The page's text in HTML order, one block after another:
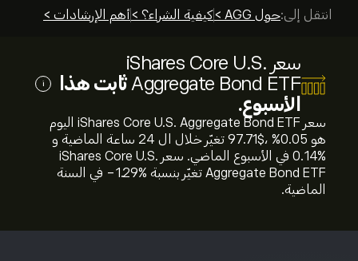
انتقل إلى:حول AGG > كيفية الشراء؟ >أهم الإرشادات >
سعر iShares Core U.S.
Aggregate Bond ETF ثابت هذا
الأسبوع.
i
سعر iShares Core U.S. Aggregate Bond ETF اليوم
هو 97.71‎$‎، %‎0.05‎ تغيّر خلال ال 24 ساعة الماضية و
%‎0.14‎ في الأسبوع الماضي. سعر iShares Core U.S.
Aggregate Bond ETF تغيّر بنسبة %‎-1.29‎ في السنة
الماضية.